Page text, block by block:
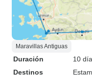
Maravillas Antiguas
Duración
10
Destinos